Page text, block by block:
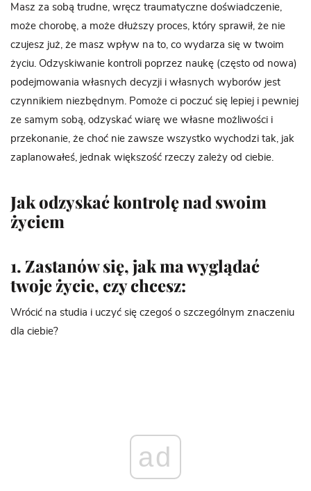
Masz za sobą trudne, wręcz traumatyczne doświadczenie,
może chorobę, a może dłuższy proces, który sprawił, że nie
czujesz już, że masz wpływ na to, co wydarza się w twoim
życiu. Odzyskiwanie kontroli poprzez naukę (często od nowa)
podejmowania własnych decyzji i własnych wyborów jest
czynnikiem niezbędnym. Pomoże ci poczuć się lepiej i pewniej
ze samym sobą, odzyskać wiarę we własne możliwości i
przekonanie, że choć nie zawsze wszystko wychodzi tak, jak
zaplanowałeś, jednak większość rzeczy zależy od ciebie.
Jak odzyskać kontrolę nad swoim
życiem
1. Zastanów się, jak ma wyglądać
twoje życie, czy chcesz:
Wrócić na studia i uczyć się czegoś o szczególnym znaczeniu
dla ciebie?
ad